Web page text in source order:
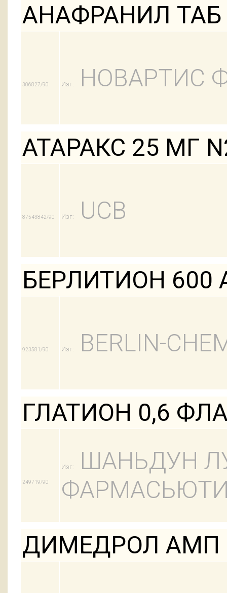
АНАФРАНИЛ ТАБ
306827/90 Изг: НОВАРТИС
АТАРАКС 25 МГ
87543842/90 Изг: UCB
БЕРЛИТИОН 600
923581/90 Изг: BERLIN-
ГЛАТИОН 0,6
249719/90
Изг:
ШАНЬДУН
ДИМЕДРОЛ АМП